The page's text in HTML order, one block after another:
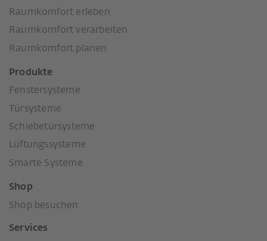
Raumkomfort erleben
Raumkomfort verarbeiten
Raumkomfort planen
Produkte
Fenstersysteme
Türsysteme
Schiebetürsysteme
Lüftungssysteme
Smarte Systeme
Shop
Shop besuchen
Services